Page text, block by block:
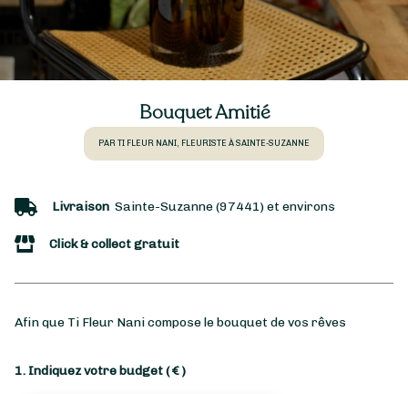
Bouquet Amitié
PAR TI FLEUR NANI, FLEURISTE À SAINTE-SUZANNE
Livraison Sainte-Suzanne (97441) et environs
Click & collect gratuit
Afin que Ti Fleur Nani compose le bouquet de vos rêves
1. Indiquez votre budget( € )